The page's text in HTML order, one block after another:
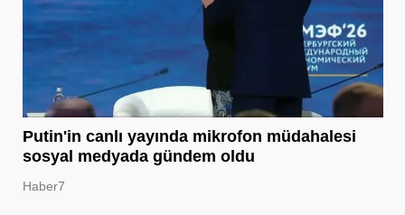
Putin'in canlı yayında mikrofon müdahalesi
sosyal medyada gündem oldu
Haber7